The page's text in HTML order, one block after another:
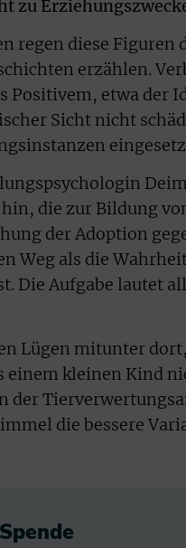
zu
regen diese
erzählen.
etwa der
Sicht nicht
die zur Bildung
der Adoption
Weg als die
Die Aufgabe lautet
Lügen mitunter
einem kleinen Kind
der
die bessere